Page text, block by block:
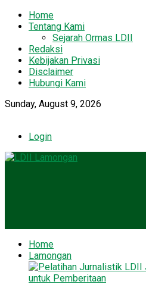
Home
Tentang Kami
Sejarah Ormas LDII
Redaksi
Kebijakan Privasi
Disclaimer
Hubungi Kami
Sunday, August 9, 2026
Login
Home
Lamongan